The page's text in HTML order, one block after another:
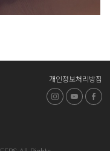
개인정보처리방침
인스타그램
유튜브페